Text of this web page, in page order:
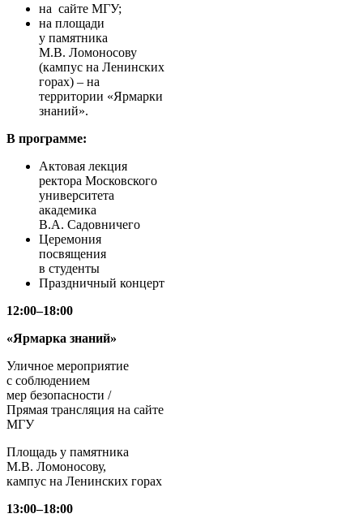
на сайте МГУ;
на площади
у памятника
М.В. Ломоносову
(кампус на Ленинских
горах) – на
территории «Ярмарки
знаний».
В программе:
Актовая лекция
ректора Московского
университета
академика
В.А. Садовничего
Церемония
посвящения
в студенты
Праздничный концерт
12:00–18:00
«Ярмарка знаний»
Уличное мероприятие
с соблюдением
мер безопасности /
Прямая трансляция на сайте
МГУ
Площадь у памятника
М.В. Ломоносову,
кампус на Ленинских горах
13:00–18:00